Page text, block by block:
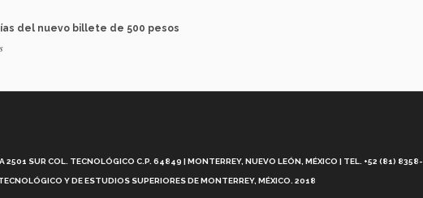
del nuevo billete de 500 pesos
2501 SUR COL. TECNOLÓGICO C.P. 64849 | MONTERREY, NUEVO LEÓN, MÉXICO | TEL. +52 (81) 8358-
Y DE ESTUDIOS SUPERIORES DE MONTERREY, MÉXICO. 2018